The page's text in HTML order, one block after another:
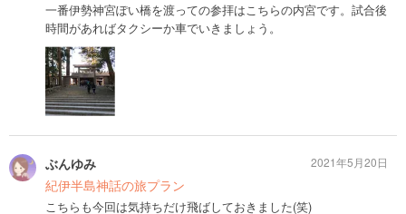
一番伊勢神宮ぽい橋を渡っての参拝はこちらの内宮です。試合後
時間があればタクシーか車でいきましょう。
ぶんゆみ
紀伊半島神話の旅プラン
こちらも今回は気持ちだけ飛ばしておきました(笑)
2021年5月20日